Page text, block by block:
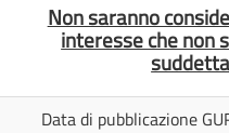
Non saranno
interesse che non
Data di pubblicazione